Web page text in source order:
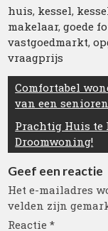
huis, kessel,
makelaar,goede
vastgoedmarkt,
vraagprijs
Comfortabel
van een
Prachtig Huis te
Droomwoning!
Geef een reactie
Het e-mailadres
velden zijn
Reactie*